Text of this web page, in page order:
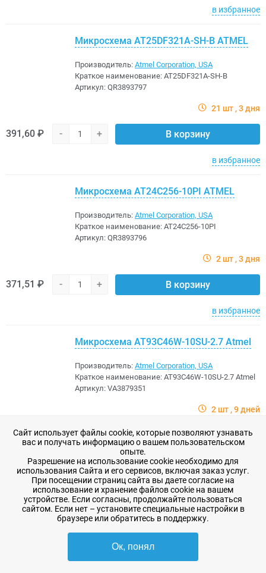
в избранное
Микросхема AT25DF321A-SH-B ATMEL
Производитель: Atmel Corporation, USA
Краткое наименование: AT25DF321A-SH-B
Артикул: QR3893797
21 шт 3 дня
391,60 ₽ - + В корзину
в избранное
Микросхема AT24C256-10PI ATMEL
Производитель: Atmel Corporation, USA
Краткое наименование: AT24C256-10PI
Артикул: QR3893796
2 шт 3 дня
371,51 ₽ - + В корзину
в избранное
Микросхема AT93C46W-10SU-2.7 Atmel
Производитель: Atmel Corporation, USA
Краткое наименование: AT93C46W-10SU-2.7 Atmel
Артикул: VA3879351
2 шт 9 дней
409,04 ₽ - + В корзину
в избранное
Микросхема ATTINY13A-SSU ATMEL
Производитель:Atmel Corporation, USA
Сайт использует файлы cookie, которые позволяют узнавать
вас и получать информацию о вашем пользовательском
опыте.
Разрешение на использование cookie необходимо для
использования Сайта и его сервисов, включая заказ услуг.
При посещении страниц сайта вы даете согласие на
использование и хранение файлов cookie на вашем
устройстве. Если согласны, продолжайте пользоваться
сайтом. Если нет – установите специальные настройки в
браузере или обратитесь в поддержку.
Ок, понял